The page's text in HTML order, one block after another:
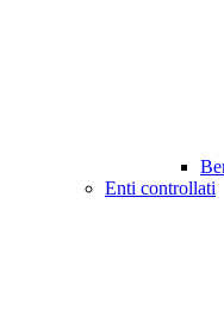
Enti controllati